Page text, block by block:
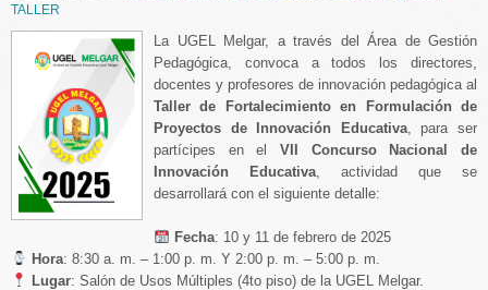
TALLER
La UGEL Melgar, a través del Área de Gestión
Pedagógica, convoca a todos los directores,
docentes y profesores de innovación pedagógica al
Taller de Fortalecimiento en Formulación de
Proyectos de Innovación Educativa, para ser
partícipes en el VII Concurso Nacional de
Innovación Educativa , actividad que se
desarrollará con el siguiente detalle:
Fecha: 10 y 11 de febrero de 2025
Hora: 8:30 a. m. – 1:00 p. m. Y 2:00 p. m. – 5:00 p. m.
Lugar: Salón de Usos Múltiples (4to piso) de la UGEL Melgar.